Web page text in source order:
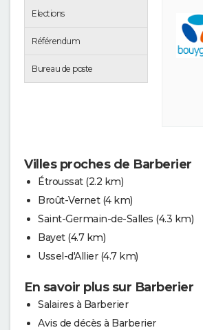
Elections
Référendum
Bureau de poste
Villes proches de Barberier
Étroussat (2.2 km)
Broût-Vernet (4 km)
Saint-Germain-de-Salles (4.3 km)
Bayet (4.7 km)
Ussel-d'Allier (4.7 km)
En savoir plus sur Barberier
Salaires à Barberier
Avis de décès à Barberier